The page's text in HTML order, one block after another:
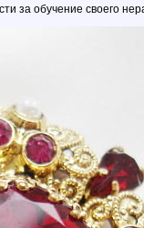
за обучение своего